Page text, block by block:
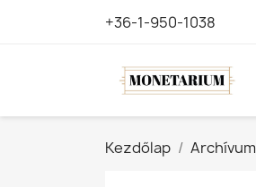
+36-1-950-1038
Kezdőlap Archívum